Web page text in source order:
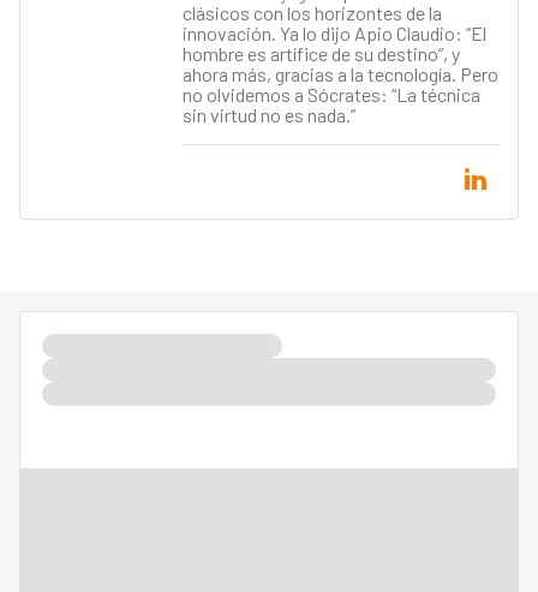
clásicos con los horizontes de la
innovación. Ya lo dijo Apio Claudio: “El
hombre es artífice de su destino”, y
ahora más, gracias a la tecnología. Pero
no olvidemos a Sócrates: “La técnica
sin virtud no es nada.”